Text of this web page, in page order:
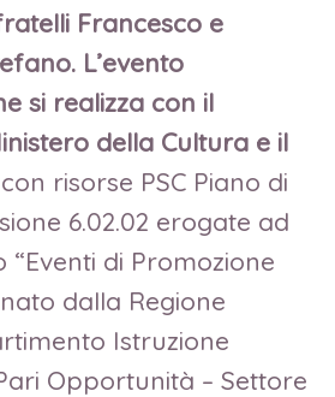
Francesco e
L’evento
si realizza con il
della Cultura e il
con risorse PSC Piano di
6.02.02 erogate ad
“Eventi di Promozione
dalla Regione
Istruzione
Opportunità – Settore